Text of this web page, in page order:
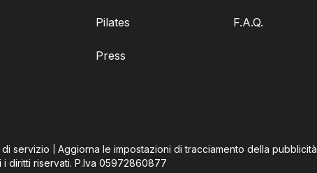
Pilates
Press
F.A.Q.
di servizio
Aggiorna le impostazioni di tracciamento della pubblicità
i diritti riservati.P.Iva05972860877